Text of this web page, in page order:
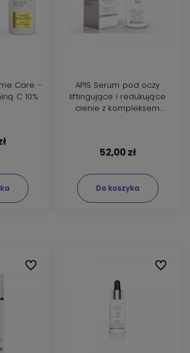
Care -
C 10%
APIS Serum pod oczy
liftingujące i redukujące
cienie z kompleksem
52,00 zł
Do koszyka
Do ulubionych Do